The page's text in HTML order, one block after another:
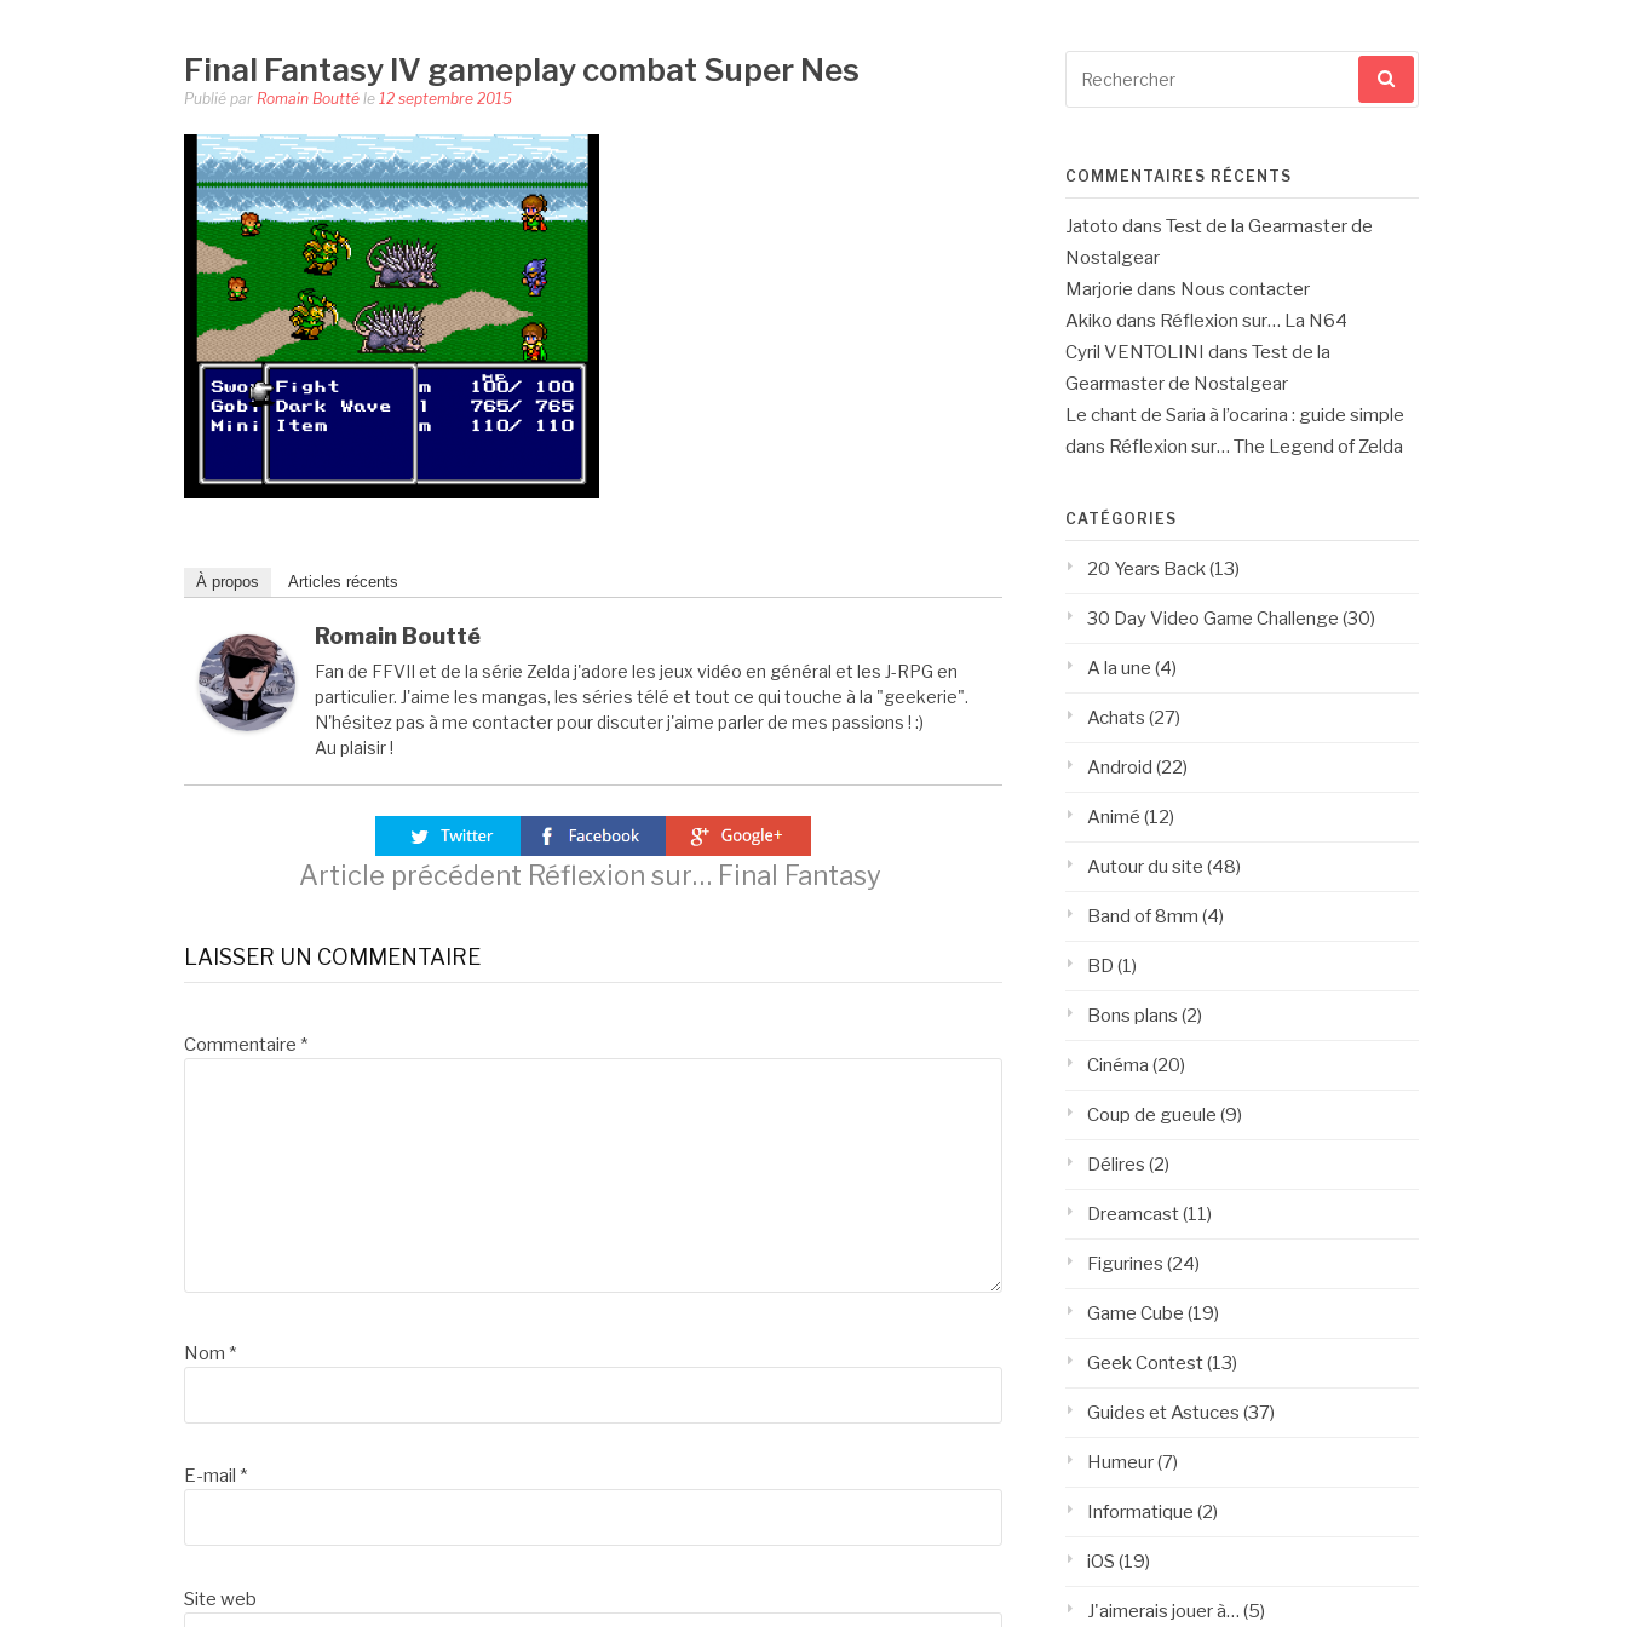
Final Fantasy IV gameplay combat Super Nes
Publié par Romain Boutté le 12 septembre 2015
À propos Articles récents
Romain Boutté
Fan de FFVII et de la série Zelda j'adore les jeux vidéo en général et les J-RPG en
particulier. J'aime les mangas, les séries télé et tout ce qui touche à la "geekerie".
N'hésitez pas à me contacter pour discuter j'aime parler de mes passions ! :)
Au plaisir !
la
suite
Article précédent Réflexion sur… Final Fantasy
LAISSER UN COMMENTAIRE
Commentaire *
Nom *
E-mail *
Site web
pour
COMMENTAIRES RÉCENTS
Jatoto dans Test de la Gearmaster de
Nostalgear
Marjorie dans Nous contacter
Akiko dans Réflexion sur… La N64
Cyril VENTOLINI dans Test de la
Gearmaster de Nostalgear
Le chant de Saria à l’ocarina : guide simple
dans Réflexion sur… The Legend of Zelda
CATÉGORIES
20 Years Back (13)
30 Day Video Game Challenge (30)
A la une (4)
Achats (27)
Android (22)
Animé (12)
Autour du site (48)
Band of 8mm (4)
BD (1)
Bons plans (2)
Cinéma (20)
Coup de gueule (9)
Délires (2)
Dreamcast(11)
Figurines (24)
Game Cube (19)
Geek Contest(13)
Guides et Astuces (37)
Humeur(7)
Informatique (2)
iOS (19)
J'aimerais jouer à… (5)